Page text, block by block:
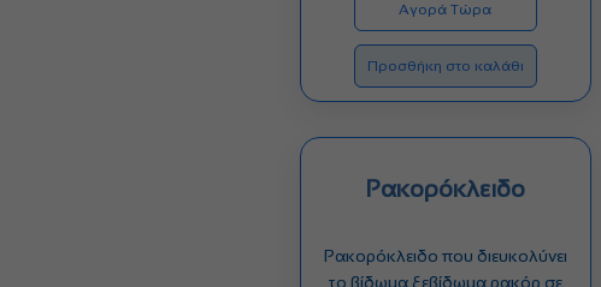
Αγορά Τώρα
Προσθήκη στο καλάθι
Ρακορόκλειδο
Ρακορόκλειδο που διευκολύνει
το βίδωμα ξεβίδωμα ρακόρ σε